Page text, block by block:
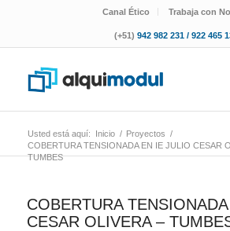
Canal Ético Trabaja con
(+51) 942 982 231 / 922 465
Usted está aquí: Inicio / Proyectos /
COBERTURA TENSIONADA EN IE JULIO CESAR
TUMBES
COBERTURA
CESAR OLIVERA –